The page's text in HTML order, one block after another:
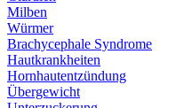
Milben
Würmer
Brachycephale Syndrome
Hautkrankheiten
Hornhautentzündung
Übergewicht